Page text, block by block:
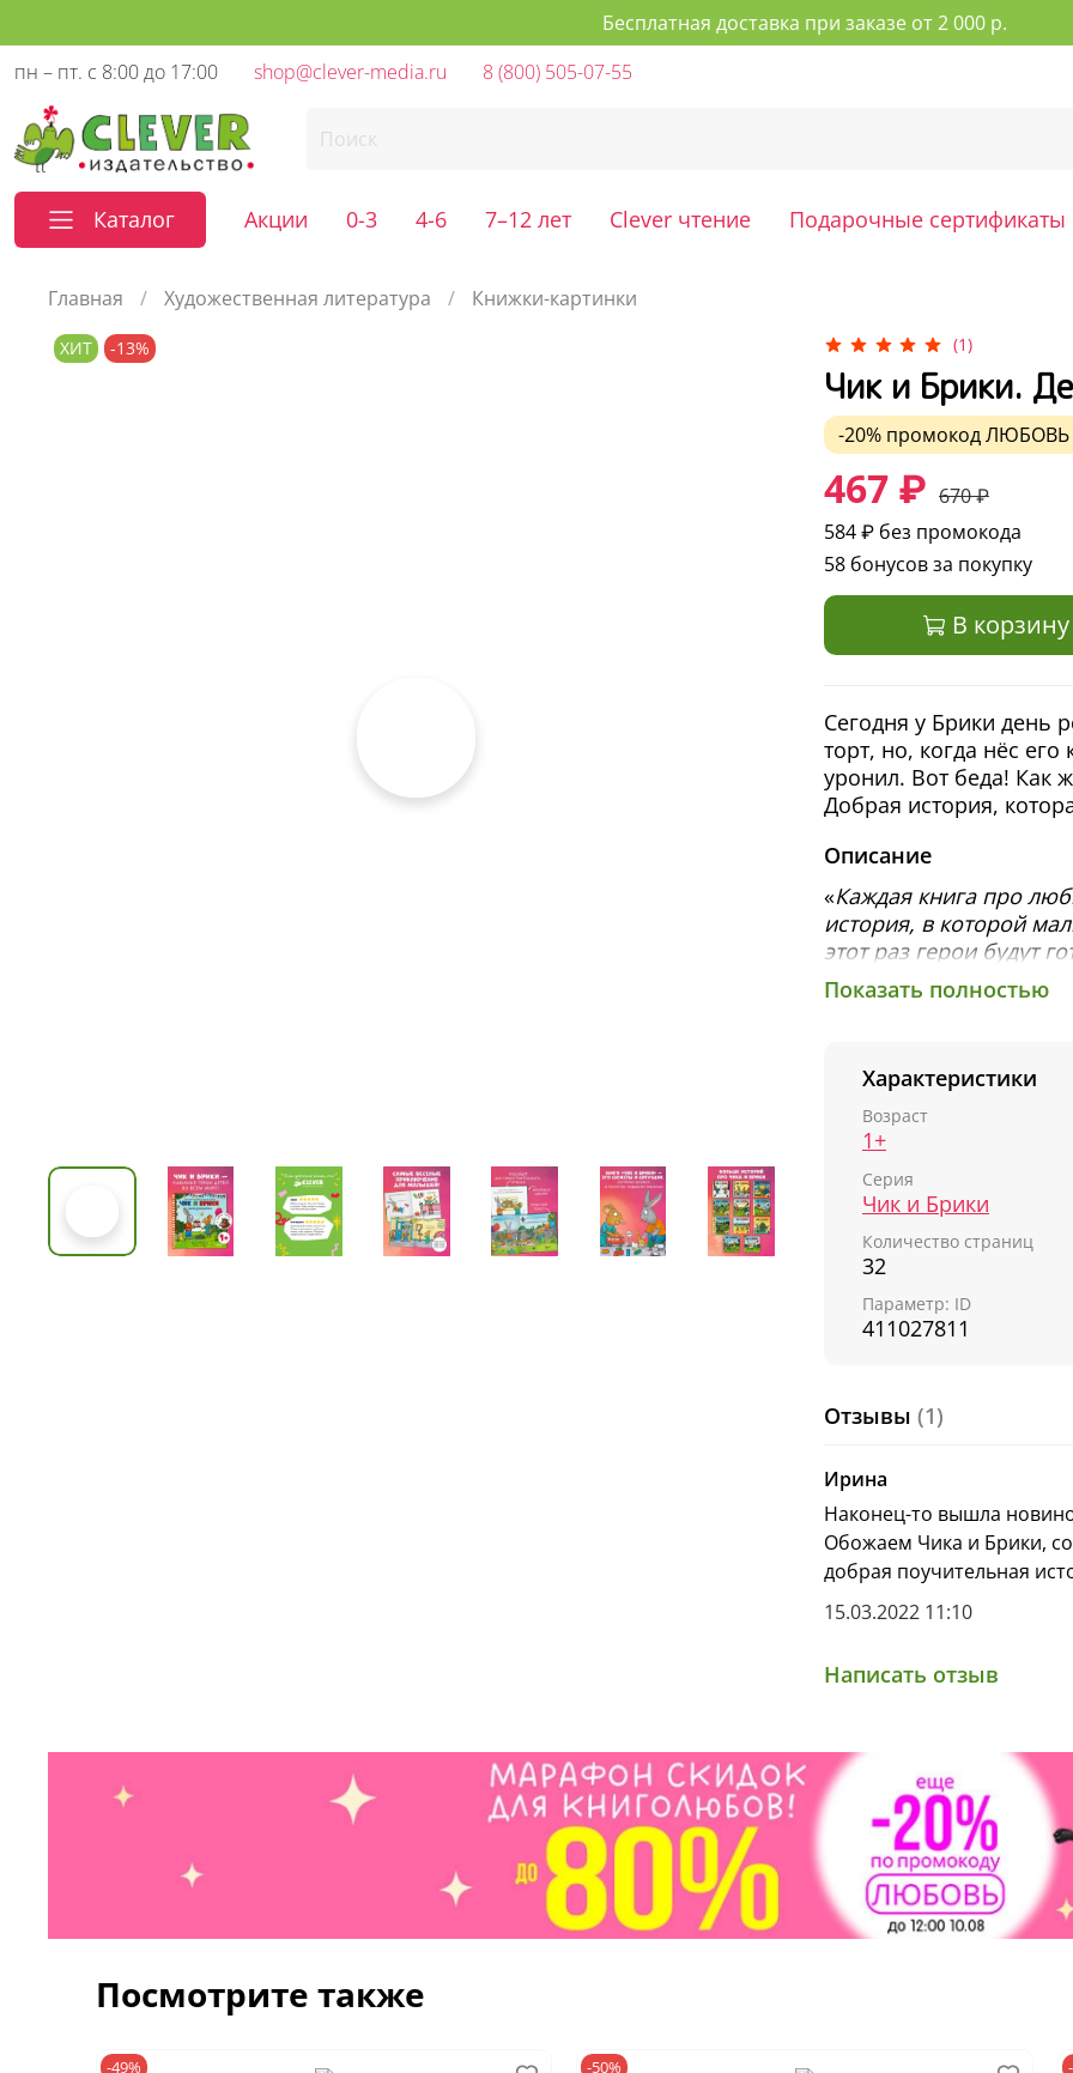
Бесплатная доставка при заказе от 2 000 р.
пн – пт. с 8:00 до 17:00
shop@clever-media.ru 8 (800) 505-07-55
Каталог Акции 0-3 4-6 7–12 лет Clever чтение Подарочные сертификаты
Главная Художественная литература Книжки-картинки
ХИТ -13% (1)
Чик и Брики.
-20% промокодЛЮБОВЬ
467 ₽ 670 ₽
584 ₽ без промокода
58 бонусов за покупку
В корзину
Сегодня у Брики день
торт, но, когда нёс
уронил. Вот беда! Как
Добрая история,
Описание
«Каждая книга про
история, в которой
этот раз герои будут
Брики», — редактор
малышей находить
иллюстрации
Сегодня у Брики день
торт, но, когда нес
уронил. Вот беда! Как
Компактный формат
День рождения»
помнется.
Об авторе:
Аксель Шеффлер
—
придумал зайчонка
идеально подходят
Показать полностью
Характеристики
Возраст
1+
Серия
Чик и Брики
Количество страниц
32
Параметр: ID
411027811
Отзывы (1)
Ирина
Наконец-то вышла
Обожаем Чика и Брики,
добрая поучительная
15.03.2022 11:10
Написать отзыв
Посмотрите также
-49% -50%